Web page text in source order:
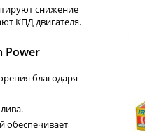
снижение
КПД двигателя.
Power
благодаря
обеспечивает